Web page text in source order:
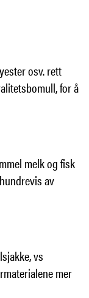
osv. rett
for å
melk og fisk
av
vs
mer